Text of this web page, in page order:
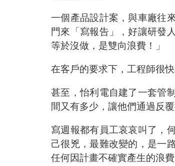
一個產品設計案，與車廠往
門來「寫報告」，好讓研發
等於沒做，是雙向浪費！」
在客戶的要求下，工程師很
甚至，怡利電自建了一套管
間又有多少，讓他們通過反
寫週報都有員工哀哀叫了，
己很兇，最難改變的，是一
任何因計畫不確實產生的浪